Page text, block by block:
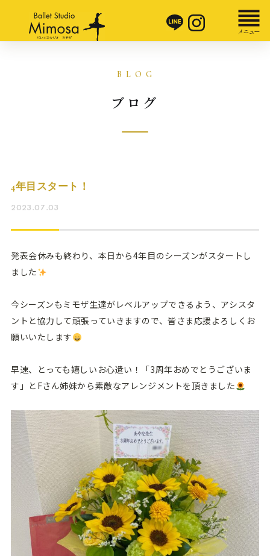
ブログ
4年目スタート！
2023.07.03
発表会休みも終わり、本日から4年目のシーズンがスタートし
ました
今シーズンもミモザ生達がレベルアップできるよう、アシスタ
ントと協力して頑張っていきますので、皆さま応援よろしくお
願いいたします
早速、とっても嬉しいお心遣い！「3周年おめでとうございま
す」とFさん姉妹から素敵なアレンジメントを頂きました